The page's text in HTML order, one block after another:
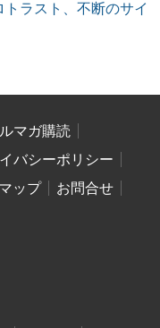
トラスト、不断のサイ
マガ購読
バシーポリシー
ップ
お問合せ